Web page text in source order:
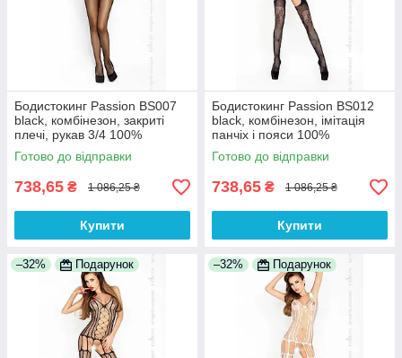
Бодистокинг Passion BS007
black, комбінезон, закриті
плечі, рукав 3/4 100%
Анонімності
Готово до відправки
738,65 ₴ 1 086,25 ₴
Купити
Бодистокинг Passion BS012
black, комбінезон, імітація
панчіх і пояси 100%
Анонімності
Готово до відправки
738,65 ₴ 1 086,25 ₴
Купити
–32% Подарунок –32% Подарунок